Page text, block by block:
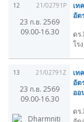
12 21/02791P
23 ก.ย. 2569
09.00-16.30
เท
อัต
ดร
โร
13 21/02791Z
23 ก.ย. 2569
09.00-16.30
เท
อัต
ออ
ดร